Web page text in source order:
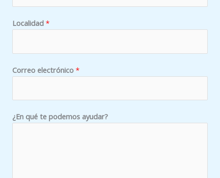
u
*
¿
Localidad *
Correo electrónico *
¿En qué te podemos ayudar?